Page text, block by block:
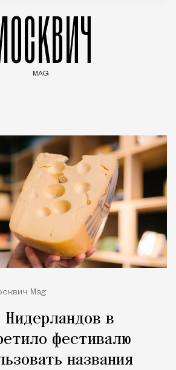
MAG
Mag
Нидерландов в
фестивалю
названия